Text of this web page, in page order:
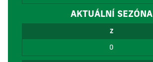
AKTUÁLNÍ SEZÓNA
Z
0